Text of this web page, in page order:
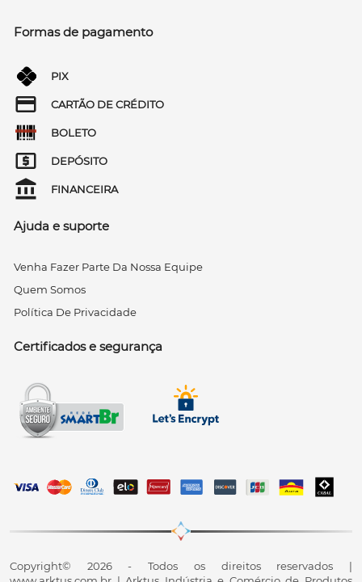
Formas de pagamento
PIX
CARTÃO DE CRÉDITO
BOLETO
DEPÓSITO
FINANCEIRA
Ajuda e suporte
Venha Fazer Parte Da Nossa Equipe
Quem Somos
Política De Privacidade
Certificados e segurança
Copyright© 2026 - Todos os direitos reservados |